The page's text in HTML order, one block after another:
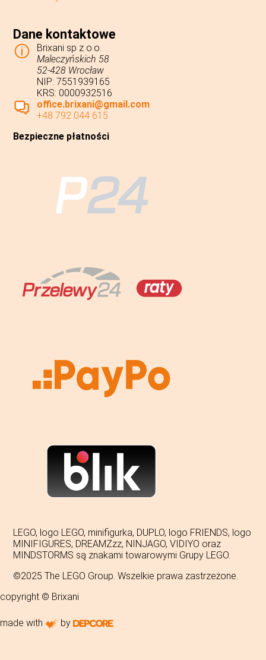
Dane kontaktowe
Brixani sp z o.o.
Maleczyńskich 58
52-428 Wrocław
NIP: 7551939165
KRS: 0000932516
office.brixani@gmail.com
+48 792 044 615
Bezpieczne płatności
LEGO, logo LEGO, minifigurka, DUPLO, logo FRIENDS, logo
MINIFIGURES, DREAMZzz, NINJAGO, VIDIYO oraz
MINDSTORMS są znakami towarowymi Grupy LEGO.
©2025 The LEGO Group. Wszelkie prawa zastrzeżone.
copyright © Brixani
made with by